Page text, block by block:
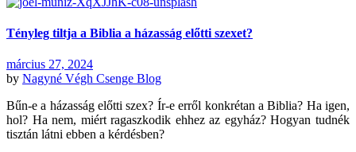
Tényleg tiltja a Biblia a házasság előtti szexet?
március 27, 2024
by Nagyné Végh Csenge Blog
Bűn-e a házasság előtti szex? Ír-e erről konkrétan a Biblia? Ha igen,
hol? Ha nem, miért ragaszkodik ehhez az egyház? Hogyan tudnék
tisztán látni ebben a kérdésben?